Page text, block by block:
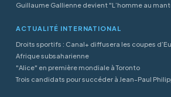
Guillaume Gallienne devient "L’homme au
ACTUALITÉ INTERNATIONAL
Droits sportifs : Canal+ diffusera les coupes
Afrique subsaharienne
"Alice" en première mondiale à Toronto
Trois candidats pour succéder à Jean-Paul